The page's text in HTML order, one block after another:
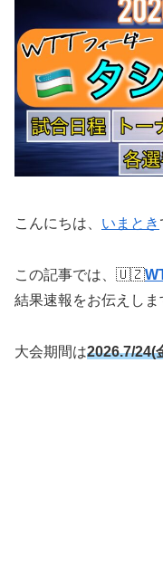
こんにちは、 いまとき
この記事では、🇺🇿
結果速報をお伝えしま
大会期間は2026.7/24(